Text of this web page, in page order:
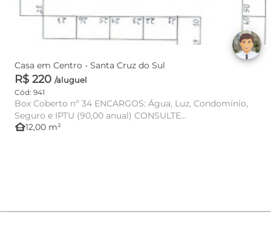
Casa em Centro - Santa Cruz do Sul
R$ 220 /aluguel
Cód: 941
Box Coberto nº 34 ENCARGOS: Água, Luz, Condomínio,
Seguro e IPTU (90,00 anual) CONSULTE
DISPONIBILIDADE E VALOR!
other_houses12,00 m²